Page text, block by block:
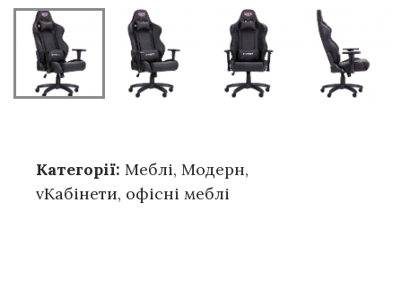
Категорії: Меблі, Модерн,
vКабінети, офісні меблі